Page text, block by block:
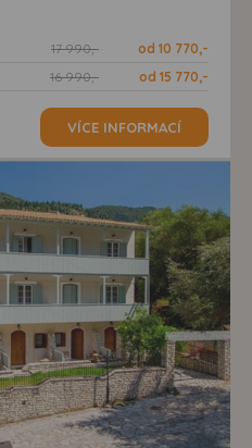
17 990,-
od 10 770,-
16 990,- od 15 770,-
VÍCE INFORMACÍ